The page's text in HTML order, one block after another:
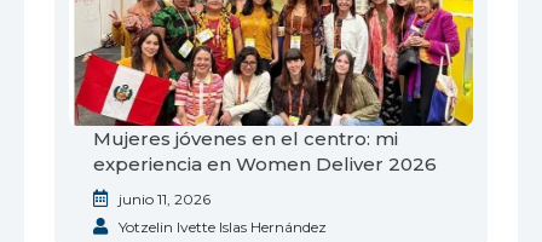
Mujeres jóvenes en el centro: mi
experiencia en Women Deliver 2026
junio 11, 2026
Yotzelin Ivette Islas Hernández